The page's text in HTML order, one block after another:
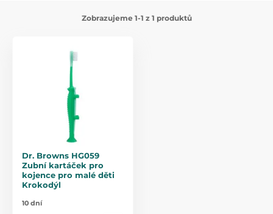
Zobrazujeme 1-1 z 1 produktů
Dr. Browns HG059
Zubní kartáček pro
kojence pro malé děti
Krokodýl
10 dní